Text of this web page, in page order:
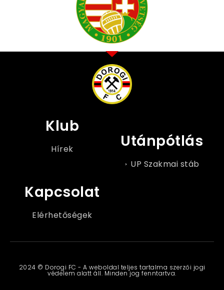
Klub
Hírek Utánpótlás
UP Szakmai stáb
Kapcsolat
Elérhetőségek
2024 © Dorogi FC - A weboldal teljes tartalma szerzői jogi
védelem alatt áll. Minden jog fenntartva.